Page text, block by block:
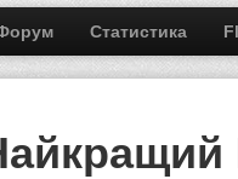
Статистика